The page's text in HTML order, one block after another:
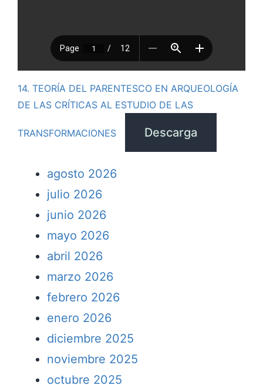
14. TEORÍA DEL PARENTESCO EN ARQUEOLOGÍA
DE LAS CRÍTICAS AL ESTUDIO DE LAS
TRANSFORMACIONES Descarga
agosto 2026
julio 2026
junio 2026
mayo 2026
abril 2026
marzo 2026
febrero 2026
enero 2026
diciembre 2025
noviembre 2025
octubre 2025